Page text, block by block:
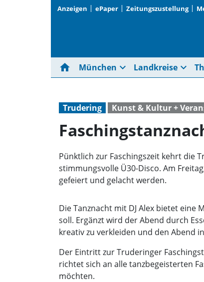
Anzeigen ePaper Zeitungszustellung
home München expand_more Landkreise expand_more
Trudering Kunst & Kultur +
Pünktlich zur Faschingszeit kehrt die
stimmungsvolle Ü30-Disco. Am
gefeiert und gelacht werden.
Die Tanznacht mit DJ Alex bietet eine
soll. Ergänzt wird der Abend durch
kreativ zu verkleiden und den Abend
Der Eintritt zur Truderinger
richtet sich an alle tanzbegeisterten
möchten.